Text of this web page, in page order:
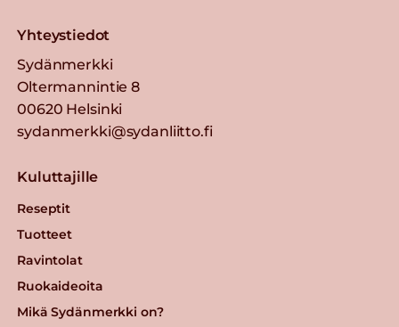
Yhteystiedot
Sydänmerkki
Oltermannintie 8
00620 Helsinki
sydanmerkki@sydanliitto.fi
Kuluttajille
Reseptit
Tuotteet
Ravintolat
Ruokaideoita
Mikä Sydänmerkki on?